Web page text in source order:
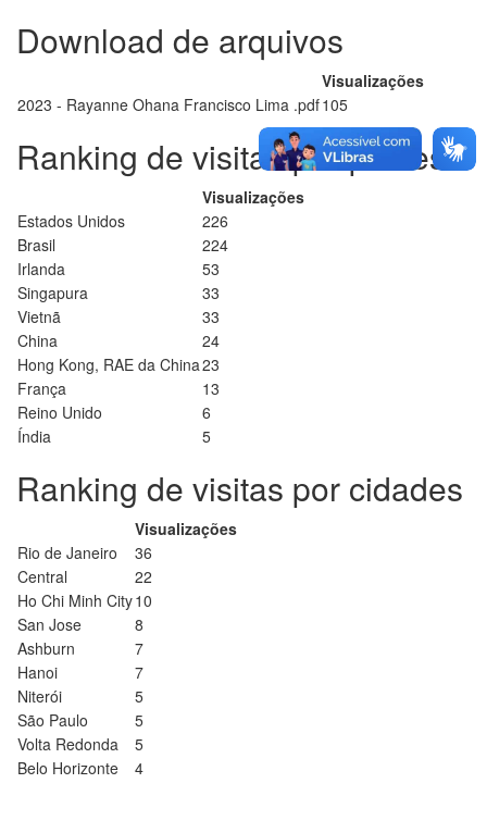
Download de arquivos
Visualizações
2023 - Rayanne Ohana Francisco Lima .pdf105
Ranking de visitas por países
Visualizações
Estados Unidos
226
Brasil
224
Irlanda
53
Singapura
33
Vietnã
33
China
24
Hong Kong, RAE da China23
França
13
Reino Unido
6
Índia
5
Ranking de visitas por cidades
Visualizações
Rio de Janeiro
36
Central
22
Ho Chi Minh City10
San Jose
8
Ashburn
7
Hanoi
7
Niterói
5
São Paulo
5
Volta Redonda
5
Belo Horizonte
4